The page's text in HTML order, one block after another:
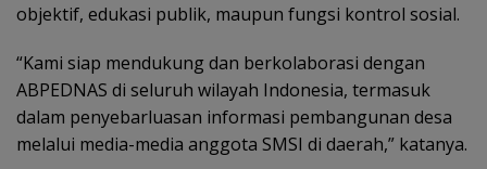
objektif, edukasi publik, maupun fungsi kontrol sosial.
“Kami siap mendukung dan berkolaborasi dengan
ABPEDNAS di seluruh wilayah Indonesia, termasuk
dalam penyebarluasan informasi pembangunan desa
melalui media-media anggota SMSI di daerah,” katanya.